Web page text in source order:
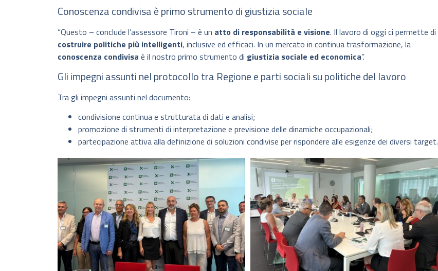
Conoscenza condivisa è primo strumento di giustizia sociale
“Questo – conclude l’assessore Tironi – è un atto di responsabilità e visione. Il lavoro di oggi ci permette di
costruire politiche più intelligenti, inclusive ed efficaci. In un mercato in continua trasformazione, la
conoscenza condivisa è il nostro primo strumento di giustizia sociale ed economica”.
Gli impegni assunti nel protocollo tra Regione e parti sociali su politiche del lavoro
Tra gli impegni assunti nel documento:
condivisione continua e strutturata di dati e analisi;
promozione di strumenti di interpretazione e previsione delle dinamiche occupazionali;
partecipazione attiva alla definizione di soluzioni condivise per rispondere alle esigenze dei diversi target.